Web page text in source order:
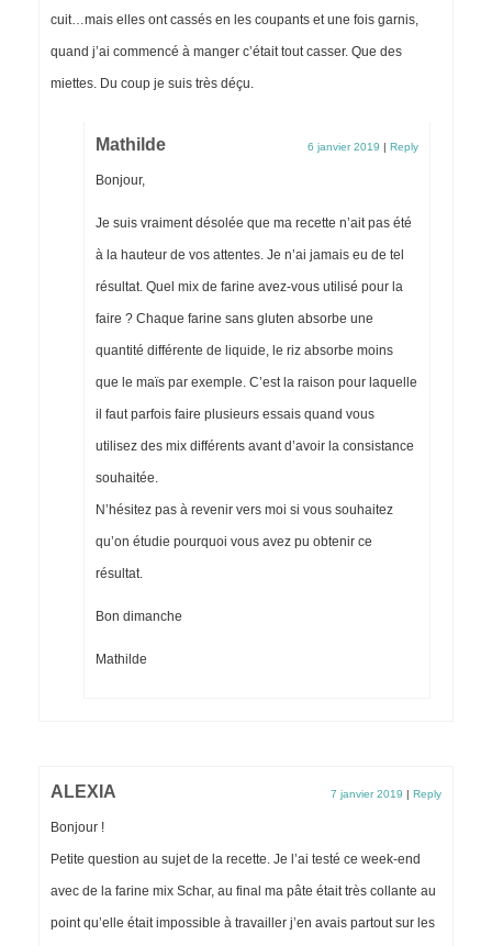
cuit…mais elles ont cassés en les coupants et une fois garnis,
quand j’ai commencé à manger c’était tout casser. Que des
miettes. Du coup je suis très déçu.
Mathilde 6 janvier 2019 Reply
Bonjour,
Je suis vraiment désolée que ma recette n’ait pas été
à la hauteur de vos attentes. Je n’ai jamais eu de tel
résultat. Quel mix de farine avez-vous utilisé pour la
faire ? Chaque farine sans gluten absorbe une
quantité différente de liquide, le riz absorbe moins
que le maïs par exemple. C’est la raison pour laquelle
il faut parfois faire plusieurs essais quand vous
utilisez des mix différents avant d’avoir la consistance
souhaitée.
N’hésitez pas à revenir vers moi si vous souhaitez
qu’on étudie pourquoi vous avez pu obtenir ce
résultat.
Bon dimanche
Mathilde
ALEXIA 7 janvier 2019 Reply
Bonjour !
Petite question au sujet de la recette. Je l’ai testé ce week-end
avec de la farine mix Schar, au final ma pâte était très collante au
point qu’elle était impossible à travailler j’en avais partout sur les